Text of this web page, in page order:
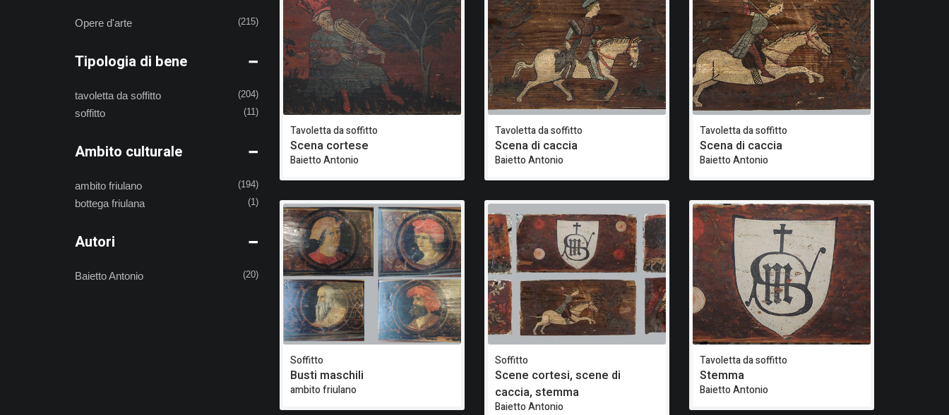
Opere d'arte (215)
Tipologia di bene
tavoletta da soffitto (204)
soffitto (11)
Ambito culturale
ambito friulano (194)
bottega friulana (1)
Autori
Baietto Antonio (20)
Tavoletta da soffitto
Scena cortese
Baietto Antonio
Soffitto
Busti maschili
ambito friulano
Tavoletta da soffitto
Scena di caccia
Baietto Antonio
Soffitto
Scene cortesi, scene di
caccia, stemma
Baietto Antonio
Tavoletta da soffitto
Scena di caccia
Baietto Antonio
Tavoletta da soffitto
Stemma
Baietto Antonio